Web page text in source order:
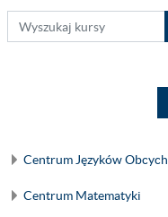
Centrum Języków Obcych
Centrum Matematyki